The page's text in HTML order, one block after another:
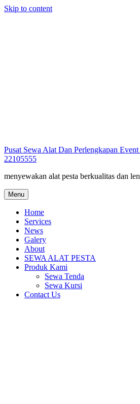
Skip to content
Pusat Sewa Alat Dan Perlengkapan
22105555
menyewakan alat pesta berkualitas dan
Menu
Home
Services
News
Galery
About
SEWA ALAT PESTA
Produk Kami
Sewa Tenda
Sewa Kursi
Contact Us